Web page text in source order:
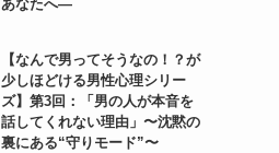
あなたへ―
【なんで男ってそうなの！？が
少しほどける男性心理シリー
ズ】第3回：「男の人が本音を
話してくれない理由」〜沈黙の
裏にある“守りモード”〜